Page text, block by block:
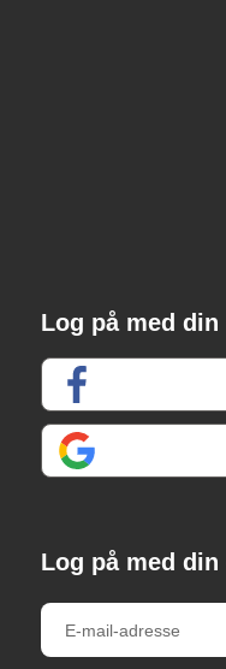
Log på med
Log på med